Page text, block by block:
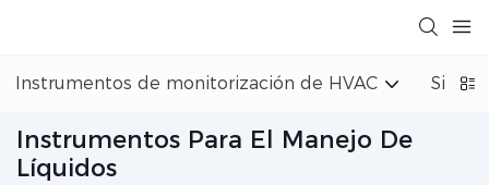
Instrumentos de monitorización de HVAC
Instrumentos Para El Manejo De
Líquidos